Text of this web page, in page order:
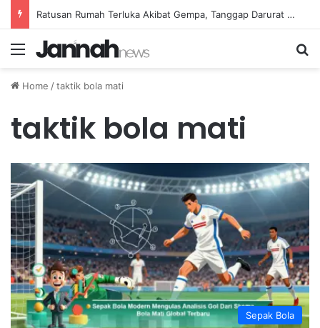
Ratusan Rumah Terluka Akibat Gempa, Tanggap Darurat Resmi Ditetapkan
Menu
Home /taktik bola mati
taktik bola mati
Sepak Bola